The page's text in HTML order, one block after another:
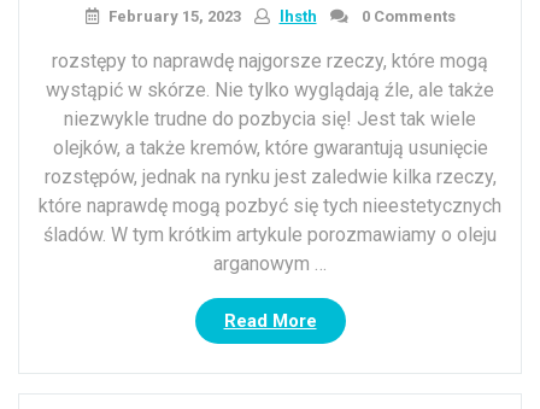
go
wyższy
poziom”
February 15, 2023 lhsth 0 Comments
rozstępy to naprawdę najgorsze rzeczy, które mogą
wystąpić w skórze. Nie tylko wyglądają źle, ale także
niezwykle trudne do pozbycia się! Jest tak wiele
olejków, a także kremów, które gwarantują usunięcie
rozstępów, jednak na rynku jest zaledwie kilka rzeczy,
które naprawdę mogą pozbyć się tych nieestetycznych
śladów. W tym krótkim artykule porozmawiamy o oleju
arganowym …
Read More“Olej
arganowy
dla
rozstępów: